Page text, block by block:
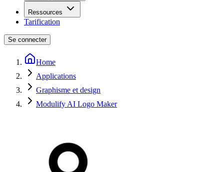
Ressources
Tarification
Se connecter
Home
Applications
Graphisme et design
Modulify AI Logo Maker